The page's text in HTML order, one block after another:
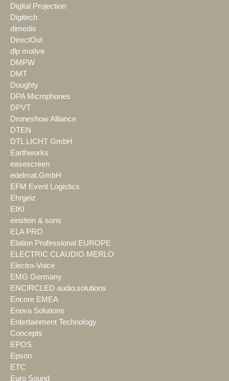
Digital Projection
Digitech
dimedis
DirectOut
dlp motive
DMPW
DMT
Doughty
DPA Microphones
DPVT
Droneshow Alliance
DTEN
DTL LICHT GmbH
Earthworks
easescreen
edelmat.GmbH
EFM Event Logistics
Ehrgeiz
EIKI
einstein & sons
ELA PRO
Elation Professional EUROPE
ELECTRIC CLAUDIO MERLO
Electro-Voice
EMG Germany
ENCIRCLED audio.solutions
Encore EMEA
Enova Solutions
Entertainment Technology
Concepts
EPOS
Epson
ETC
Euro Sound